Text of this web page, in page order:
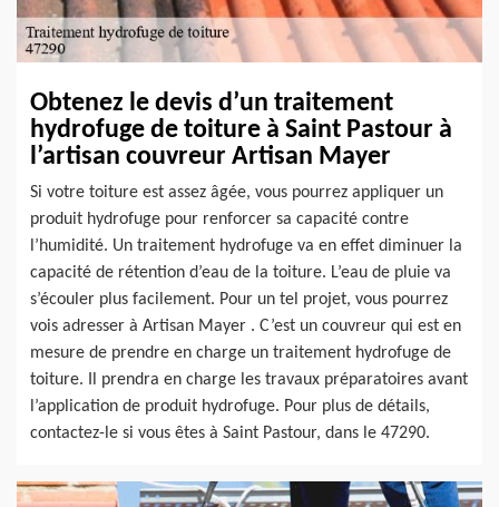
Obtenez le devis d’un traitement
hydrofuge de toiture à Saint Pastour à
l’artisan couvreur Artisan Mayer
Si votre toiture est assez âgée, vous pourrez appliquer un
produit hydrofuge pour renforcer sa capacité contre
l’humidité. Un traitement hydrofuge va en effet diminuer la
capacité de rétention d’eau de la toiture. L’eau de pluie va
s’écouler plus facilement. Pour un tel projet, vous pourrez
vois adresser à Artisan Mayer . C’est un couvreur qui est en
mesure de prendre en charge un traitement hydrofuge de
toiture. Il prendra en charge les travaux préparatoires avant
l’application de produit hydrofuge. Pour plus de détails,
contactez-le si vous êtes à Saint Pastour, dans le 47290.